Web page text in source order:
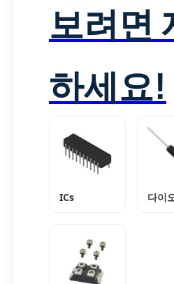
보려면
하세요!
ICs 다이